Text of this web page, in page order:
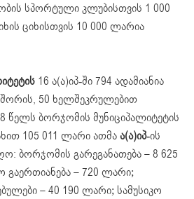
სპორტული კლუბისთვის 1 000
ციხისთვის 10 000 ლარია
16 ა(ა)იპ-ში 794 ადამიანია
50 ხელშეკრულებით
წელს ბორჯომის მუნიციპალიტეტის
105 011 ლარი ათმაა(ა)იპ-ის
ბორჯომის გარეგანათება – 8 625
– 720 ლარი;
– 40 190 ლარი; სამუსიკო